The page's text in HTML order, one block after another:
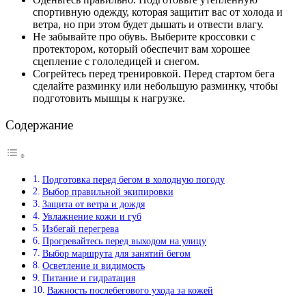
спортивную одежду, которая защитит вас от холода и
ветра, но при этом будет дышать и отвести влагу.
Не забывайте про обувь. Выберите кроссовки с
протектором, который обеспечит вам хорошее
сцепление с гололедицей и снегом.
Согрейтесь перед тренировкой. Перед стартом бега
сделайте разминку или небольшую разминку, чтобы
подготовить мышцы к нагрузке.
Содержание
Подготовка перед бегом в холодную погоду
Выбор правильной экипировки
Защита от ветра и дождя
Увлажнение кожи и губ
Избегай перегрева
Прогревайтесь перед выходом на улицу
Выбор маршрута для занятий бегом
Осветление и видимость
Питание и гидратация
Важность послебегового ухода за кожей